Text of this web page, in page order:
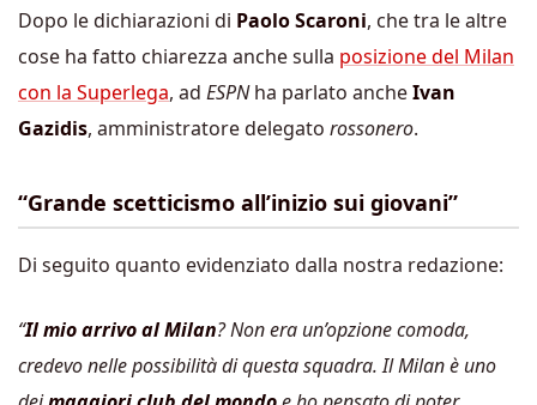
Dopo le dichiarazioni di Paolo Scaroni, che tra le altre
cose ha fatto chiarezza anche sulla posizione del Milan
con la Superlega, ad ESPNha parlato ancheIvan
Gazidis, amministratore delegato rossonero.
“Grande scetticismo all’inizio sui giovani”
Di seguito quanto evidenziato dalla nostra redazione:
“Il mio arrivo al Milan? Non era un’opzione comoda,
credevo nelle possibilità di questa squadra. Il Milan è uno